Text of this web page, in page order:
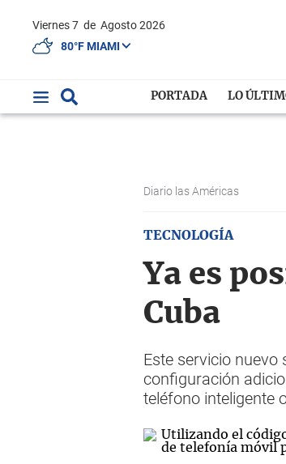
Viernes 7 de Agosto 2026
80°F MIAMI
PORTADA LO
Diario las Américas
TECNOLOGÍA
Ya es
Cuba
Este servicio
configuración
teléfono inteligente